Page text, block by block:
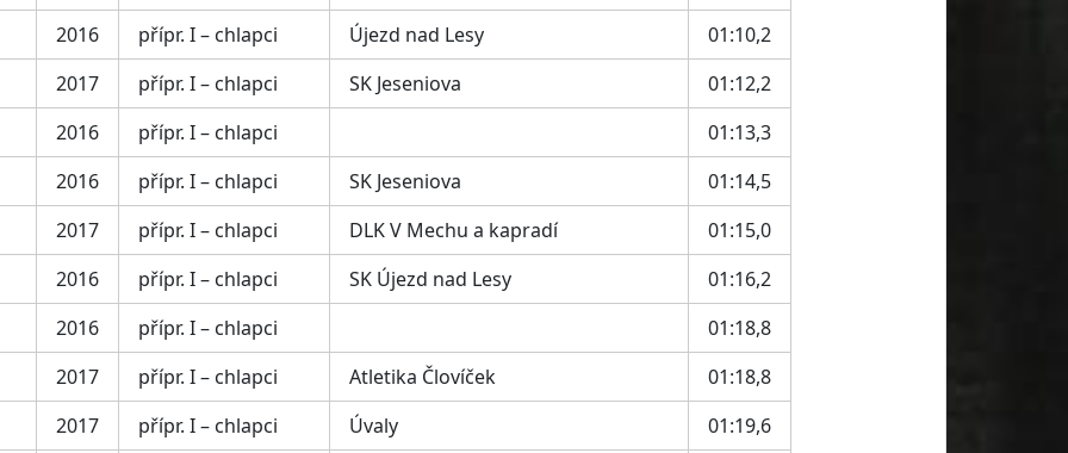
2016
přípr. I – chlapci Újezd nad Lesy
01:10,2
2017
přípr. I – chlapci SK Jeseniova
01:12,2
2016
přípr. I – chlapci
01:13,3
2016
přípr. I – chlapci SK Jeseniova
01:14,5
2017
přípr. I – chlapci DLK V Mechu a kapradí
01:15,0
2016
přípr. I – chlapci SK Újezd nad Lesy
01:16,2
2016
přípr. I – chlapci
01:18,8
2017
přípr. I – chlapci Atletika Človíček
01:18,8
2017
přípr. I – chlapci Úvaly 01:19,6